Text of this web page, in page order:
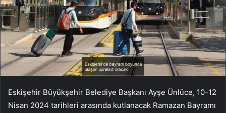
Eskişehir Büyükşehir Belediye Başkanı Ayşe Ünlüce, 10-12
Nisan 2024 tarihleri arasında kutlanacak Ramazan Bayramı